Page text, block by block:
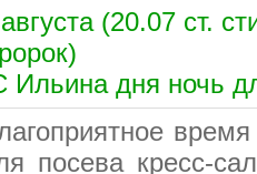
(20.07 ст.
Ильина дня ночь
посева кресс-